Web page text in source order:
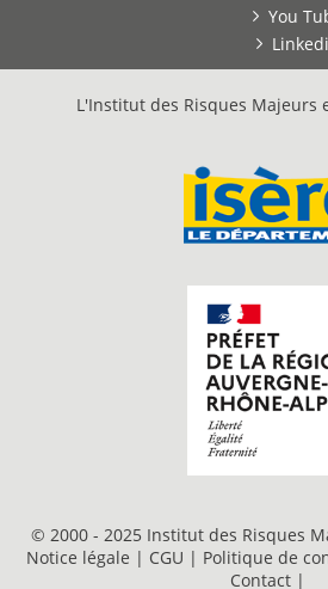
You
L'Institut des Risques Majeurs
© 2000 - 2025 Institut des Risques
Notice légale | CGU | Politique de
Contact |